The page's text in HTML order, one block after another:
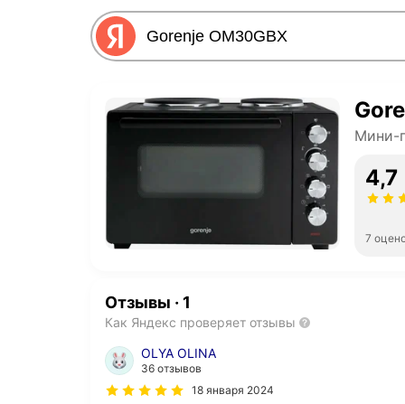
Мини-
4,7
7
Отзывы · 1
Как Яндекс проверяет отзывы
OLYA OLINA
36 отзывов
18 января 2024